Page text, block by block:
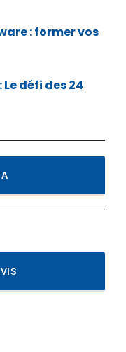
: former vos
Le défi des 24